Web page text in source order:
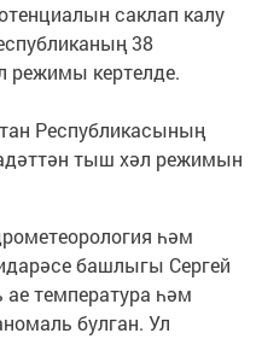
саклап калу
38
режимы кертелде.
Республикасының
тыш хәл режимын
һәм
башлыгы Сергей
температура һәм
булган. Ул